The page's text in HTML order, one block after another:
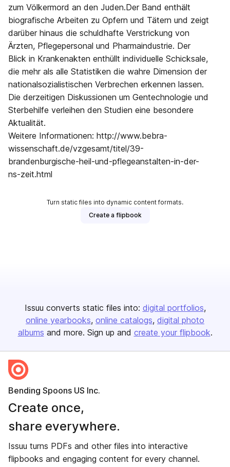
zum Völkermord an den Juden.Der Band enthält
biografische Arbeiten zu Opfern und Tätern und zeigt
darüber hinaus die schuldhafte Verstrickung von
Ärzten, Pflegepersonal und Pharmaindustrie. Der
Blick in Krankenakten enthüllt individuelle Schicksale,
die mehr als alle Statistiken die wahre Dimension der
nationalsozialistischen Verbrechen erkennen lassen.
Die derzeitigen Diskussionen um Gentechnologie und
Sterbehilfe verleihen den Studien eine besondere
Aktualität.
Weitere Informationen: http://www.bebra-
wissenschaft.de/vzgesamt/titel/39-
brandenburgische-heil-und-pflegeanstalten-in-der-
ns-zeit.html
Turn static files into dynamic content formats.
Create a flipbook
Issuu converts static files into: digital portfolios
online yearbooks online catalogs digital photo
albums and more. Sign up and create your flipbook.
Bending Spoons US Inc.
Create once,
share everywhere.
Issuu turns PDFs and other files into interactive
flipbooks and engaging content for every channel.